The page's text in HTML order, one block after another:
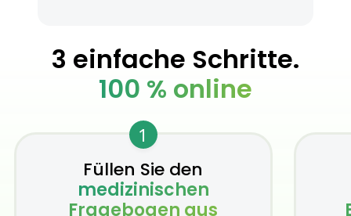
3 einfache Schritte.
100 % online
1
Füllen Sie den
medizinischen
Fragebogen aus